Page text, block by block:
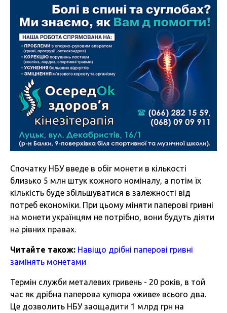
Спочатку НБУ введе в обіг монети в кількості
близько 5 млн штук кожного номіналу, а потім їх
кількість буде збільшуватися в залежності від
потреб економіки. При цьому міняти паперові гривні
на монети українцям не потрібно, вони будуть діяти
на рівних правах.
Читайте також: Навіщо дрібні паперові гривні
замінять монетами
Термін служби металевих гривень - 20 років, в той
час як дрібна паперова купюра «живе» всього два.
Це дозволить НБУ заощадити 1 млрд грн на